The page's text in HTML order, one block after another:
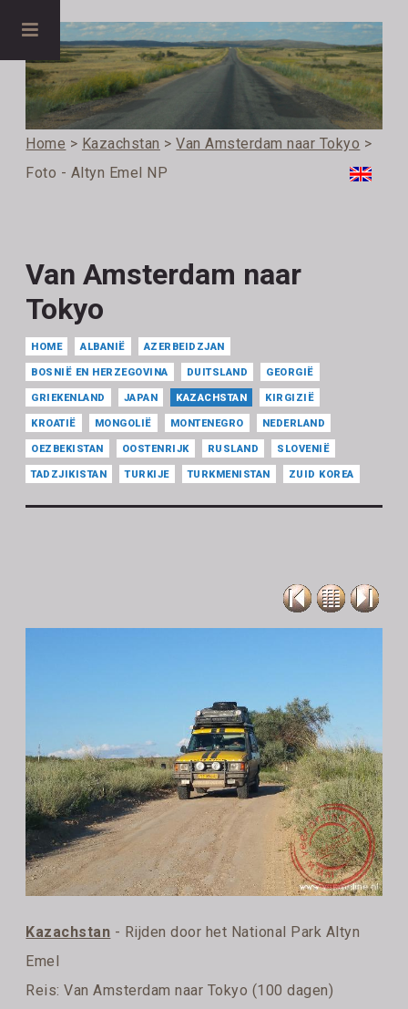
Home > Kazachstan >Van Amsterdam naar Tokyo >
Foto - Altyn Emel NP
Van Amsterdam naar
Tokyo
HOME ALBANIË AZERBEIDZJAN
BOSNIË EN HERZEGOVINA DUITSLAND GEORGIË
GRIEKENLAND JAPAN KAZACHSTAN KIRGIZIË
KROATIË MONGOLIË MONTENEGRO NEDERLAND
OEZBEKISTAN OOSTENRIJK RUSLAND SLOVENIË
TADZJIKISTAN TURKIJE TURKMENISTAN ZUID KOREA
Kazachstan - Rijden door het National Park Altyn
Emel
Reis:Van Amsterdam naar Tokyo (100 dagen)